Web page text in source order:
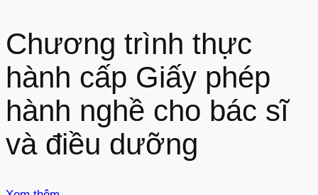
Chương trình thực
hành cấp Giấy phép
hành nghề cho bác sĩ
và điều dưỡng